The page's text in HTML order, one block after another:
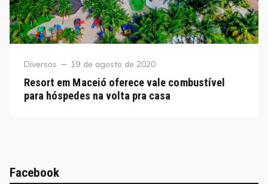
Category
Diversos
Posted
19 de agosto de 2020
Resort em Maceió oferece vale combustível
para hóspedes na volta pra casa
Facebook